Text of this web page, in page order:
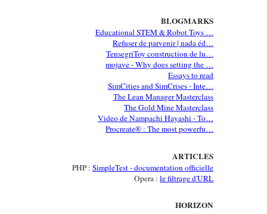
BLOGMARKS
Educational STEM & Robot Toys …
Refuser de parvenir | nada éd…
TensegriToy construction de lu…
mojave - Why does setting the …
Essays to read
SimCities and SimCrises - Inte…
The Lean Manager Masterclass
The Gold Mine Masterclass
Video de Nampachi Hayashi - To…
Procreate® : The most powerfu…
ARTICLES
PHP : SimpleTest - documentation officielle
Opera : le filtrage d'URL
HORIZON